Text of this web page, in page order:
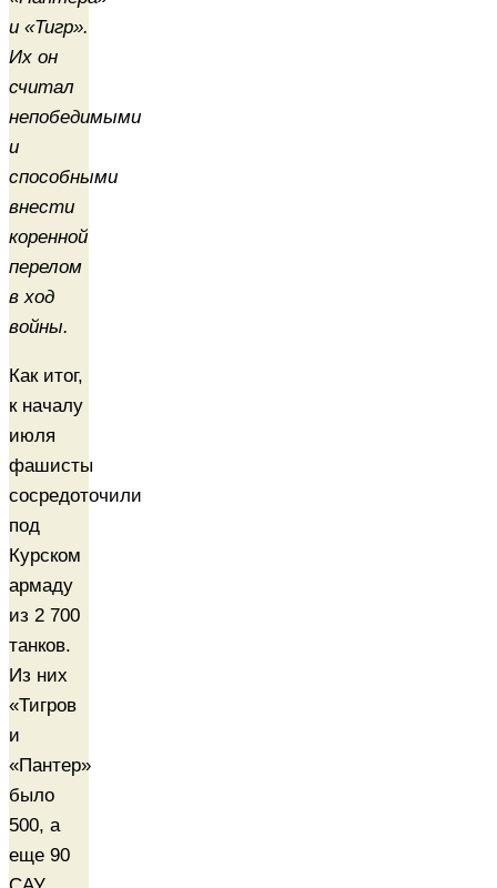
и «Тигр».
Их он
считал
непобедимыми
и
способными
внести
коренной
перелом
в ход
войны.
Как итог,
к началу
июля
фашисты
сосредоточили
под
Курском
армаду
из 2 700
танков.
Из них
«Тигров
и
«Пантер»
было
500, а
еще 90